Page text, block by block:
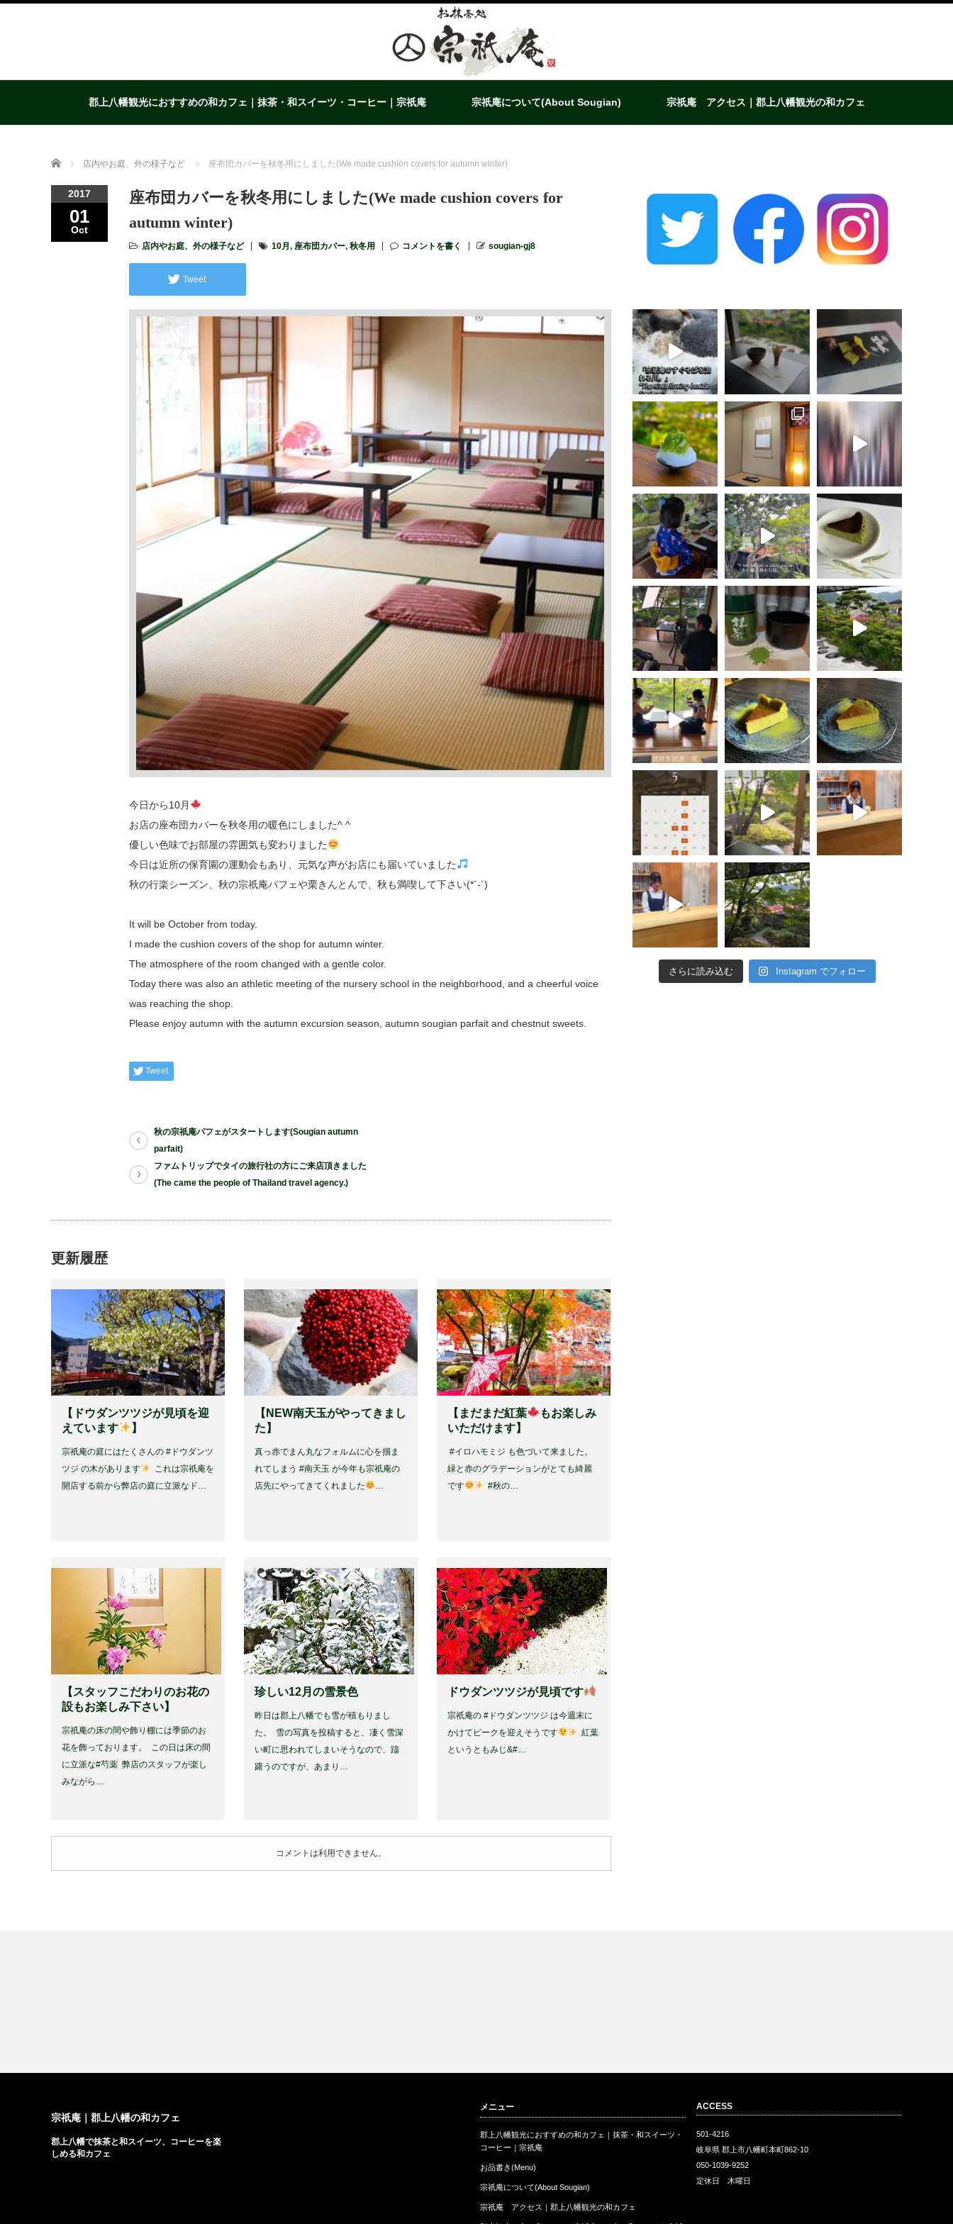
郡上八幡観光におすすめの和カフェ｜抹茶・和スイーツ・コーヒー｜宗祇庵 宗祇庵について(About Sougian) 宗祇庵 アクセス｜郡上八幡観光の和カフェ
Home 店内やお庭、外の様子など 座布団カバーを秋冬用にしました(We made cushion covers for autumn winter)
2017
01
Oct
座布団カバーを秋冬用にしました(We made cushion covers for
autumn winter)
店内やお庭、外の様子など 10月 , 座布団カバー, 秋冬用 コメントを書く sougian-gj8
Tweet
今日から10月
お店の座布団カバーを秋冬用の暖色にしました^ ^
優しい色味でお部屋の雰囲気も変わりました
今日は近所の保育園の運動会もあり、元気な声がお店にも届いていました
秋の行楽シーズン、秋の宗祇庵パフェや栗きんとんで、秋も満喫して下さい(*´-`)
It will be October from today.
I made the cushion covers of the shop for autumn winter.
The atmosphere of the room changed with a gentle color.
Today there was also an athletic meeting of the nursery school in the neighborhood, and a cheerful voice
was reaching the shop.
Please enjoy autumn with the autumn excursion season, autumn sougian parfait and chestnut sweets.
Tweet
秋の宗祇庵パフェがスタートします(Sougian autumn
parfait)
ファムトリップでタイの旅行社の方にご来店頂きました
(The came the people of Thailand travel agency.)
更新履歴
【ドウダンツツジが見頃を迎
えています
】
宗祇庵の庭にはたくさんの #ドウダンツ
ツジ の木があります
⁡ これは宗祇庵を
開店する前から弊店の庭に立派なド…
【NEW南天玉がやってきまし
た】 ⁡
真っ赤でまん丸なフォルムに心を掴ま
れてしまう #南天玉 が今年も宗祇庵の
店先にやってきてくれました
…
【まだまだ紅葉
もお楽しみ
いただけます】 ⁡
⁡ #イロハモミジ も色づいて来ました。
緑と赤のグラデーションがとても綺麗
です
⁡ #秋の…
【スタッフこだわりのお花の
設もお楽しみ下さい】
宗祇庵の床の間や飾り棚には季節のお
花を飾っております。 ⁡ この日は床の間
に立派な#芍薬 ⁡ 弊店のスタッフが楽し
みながら…
珍しい12月の雪景色
昨日は郡上八幡でも雪が積もりまし
た。 ⁡ 雪の写真を投稿すると、凄く雪深
い町に思われてしまいそうなので、躊
躇うのですが、あまり…
ドウダンツツジが見頃です
宗祇庵の #ドウダンツツジ は今週末に
かけてピークを迎えそうです
⁡ 紅葉
というともみじ&#…
コメントは利用できません。
さらに読み込む Instagram でフォロー
宗祇庵｜郡上八幡の和カフェ
郡上八幡で抹茶と和スイーツ、コーヒーを楽
しめる和カフェ
メニュー
郡上八幡観光におすすめの和カフェ｜抹茶・和スイーツ・
コーヒー｜宗祇庵
お品書き(Menu)
宗祇庵について(About Sougian)
宗祇庵 アクセス｜郡上八幡観光の和カフェ
ACCESS
501-4216
岐阜県 郡上市八幡町本町862-10
050-1039-9252
定休日 木曜日